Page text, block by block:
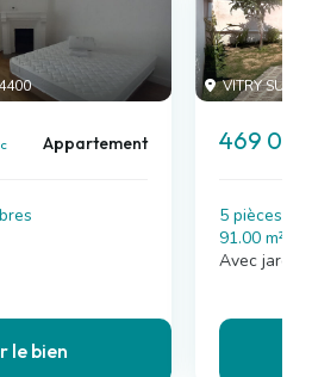
Appartement
le bien
VITRY SUR
469
5 pièces , 3
91.00 m²
Avec jardin